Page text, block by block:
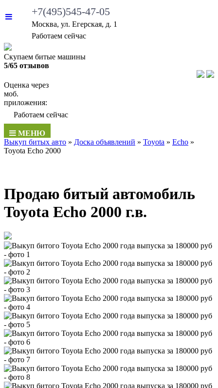
+7(495)545-47-05
Москва, ул. Егерская, д. 1
Работаем сейчас
Скупаем битые машины
5/65 отзывов
Оценка через
моб.
приложения:
Работаем сейчас
МЕНЮ
Выкуп битых авто » Доска объявлений » Toyota » Echo »
Toyota Echo 2000
Продаю битый автомобиль
Toyota Echo 2000 г.в.